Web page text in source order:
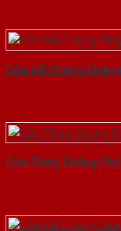
Cửa Gỗ Chống Cháy
Cửa Thép Chống